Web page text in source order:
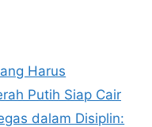
Harus
Putih Siap Cair
dalam Disiplin: